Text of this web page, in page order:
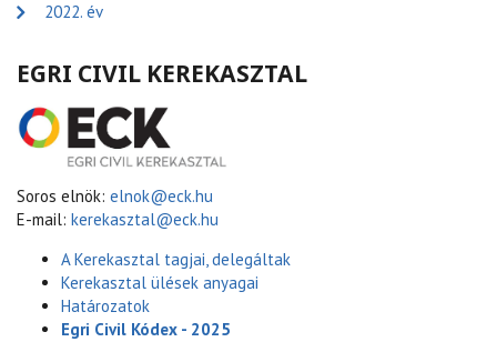
2022. év
EGRI CIVIL KEREKASZTAL
Soros elnök: elnok@eck.hu
E-mail: kerekasztal@eck.hu
A Kerekasztal tagjai, delegáltak
Kerekasztal ülések anyagai
Határozatok
Egri Civil Kódex - 2025